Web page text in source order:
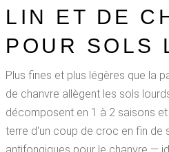
LIN ET DE
POUR SOLS
Plus fines et plus légères que la
de chanvre allègent les sols
décomposent en 1 à 2 saisons
terre d'un coup de croc en fin de